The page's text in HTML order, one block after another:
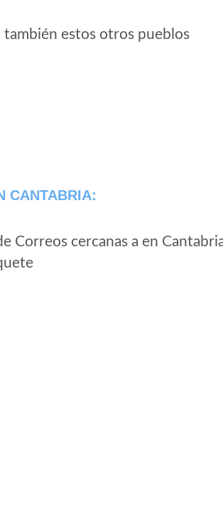
estos otros pueblos
CANTABRIA:
Correos cercanas a en